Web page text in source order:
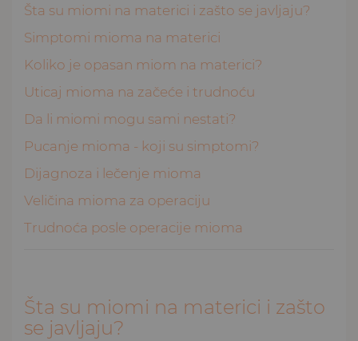
Šta su miomi na materici i zašto se javljaju?
Simptomi mioma na materici
Koliko je opasan miom na materici?
Uticaj mioma na začeće i trudnoću
Da li miomi mogu sami nestati?
Pucanje mioma - koji su simptomi?
Dijagnoza i lečenje mioma
Veličina mioma za operaciju
Trudnoća posle operacije mioma
Šta su miomi na materici i zašto
se javljaju?